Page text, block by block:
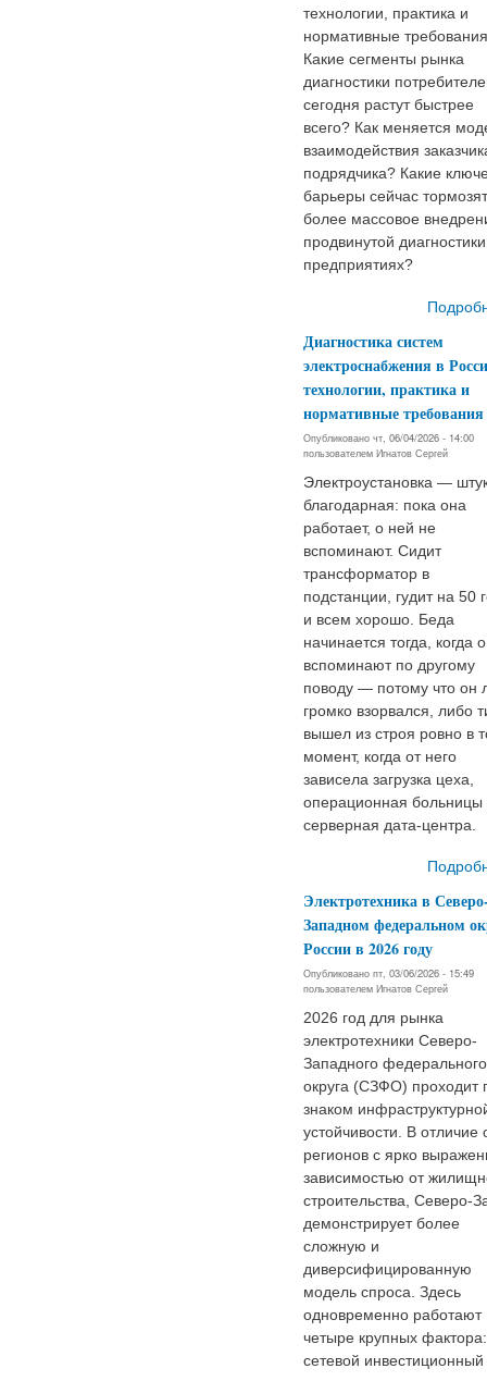
технологии, практика и
нормативные
Какие сегменты рынка
диагностики
сегодня растут быстрее
всего? Как меняется
взаимодействия
подрядчика? Какие
барьеры сейчас тормозят
более массовое
продвинутой
предприятиях?
Диагностика систем
электроснабжения в
технологии, практика и
нормативные требования
Опубликовано чт, 06/04/2026 - 14:00
пользователем Игнатов Сергей
Электроустановка —
благодарная: пока она
работает, о ней не
вспоминают. Сидит
трансформатор в
подстанции, гудит на 50
и всем хорошо. Беда
начинается тогда, когда
вспоминают по другому
поводу — потому что он
громко взорвался, либо
вышел из строя ровно в
момент, когда от него
зависела загрузка цеха,
операционная больницы
серверная дата-центра.
Электротехника в
Западном федеральном
России в 2026 году
Опубликовано пт, 03/06/2026 - 15:49
пользователем Игнатов Сергей
2026 год для рынка
электротехники Северо-
Западного федерального
округа (СЗФО) проходит
знаком
устойчивости. В отличие
регионов с ярко
зависимостью от
строительства, Северо-
демонстрирует более
сложную и
диверсифицированную
модель спроса. Здесь
одновременно работают
четыре крупных фактора:
сетевой инвестиционный